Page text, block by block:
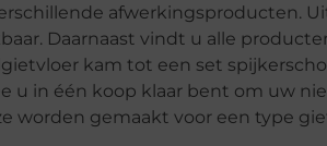
afwerkingsproducten.
Daarnaast vindt u alle
kam tot een set
u in één koop klaar bent om uw
worden gemaakt voor een type